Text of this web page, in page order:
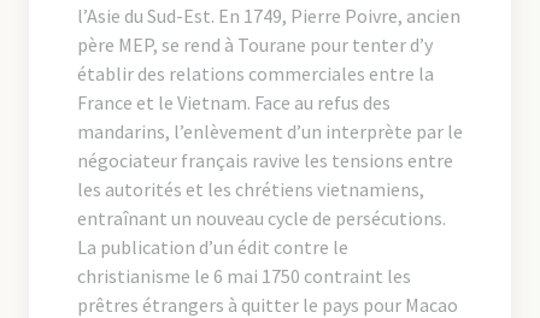
l’Asie du Sud-Est. En 1749, Pierre Poivre, ancien
père MEP, se rend à Tourane pour tenter d’y
établir des relations commerciales entre la
France et le Vietnam. Face au refus des
mandarins, l’enlèvement d’un interprète par le
négociateur français ravive les tensions entre
les autorités et les chrétiens vietnamiens,
entraînant un nouveau cycle de persécutions.
La publication d’un édit contre le
christianisme le 6 mai 1750 contraint les
prêtres étrangers à quitter le pays pour Macao